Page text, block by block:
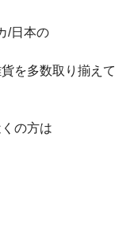
/日本の
を多数取り揃えて
の方は